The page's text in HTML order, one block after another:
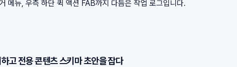
메뉴, 우측 하단 퀵 액션 FAB까지 다듬은 작업 로그입니다.
전용 콘텐츠 스키마 초안을 잡다